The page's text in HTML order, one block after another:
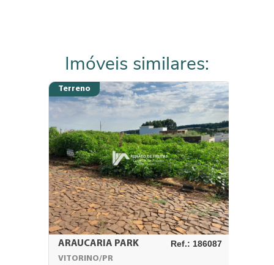
Imóveis similares:
Terreno
ARAUCARIA PARK Ref.: 186087
VITORINO/PR